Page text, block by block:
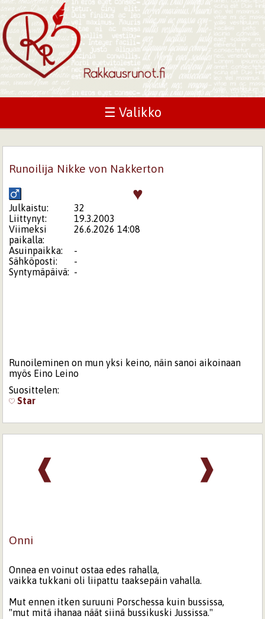
☰ Valikko
Runoilija Nikke von Nakkerton
♥
Julkaistu:
32
Liittynyt:
19.3.2003
Viimeksi
paikalla:
26.6.2026 14:08
Asuinpaikka:
-
Sähköposti:
-
Syntymäpäivä: -
Runoileminen on mun yksi keino, näin sanoi aikoinaan
myös Eino Leino
Suosittelen:
Star
❱
❰
Onni
Onnea en voinut ostaa edes rahalla,
vaikka tukkani oli liipattu taaksepäin vahalla.
Mut ennen itken suruuni Porschessa kuin bussissa,
"mut mitä ihanaa näät siinä bussikuski Jussissa."